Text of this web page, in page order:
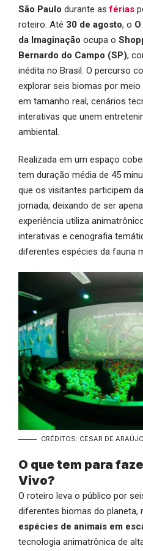
São Paulo durante asférias
roteiro. Até 30 de agosto, o
da Imaginação ocupa o
Bernardo do Campo (SP),
inédita no Brasil. O percurso
explorar seis biomas por
em tamanho real, cenários
interativas que unem
ambiental.
Realizada em um espaço
tem duração média de 45
que os visitantes participem
jornada, deixando de ser
experiência utiliza
interativas e cenografia
diferentes espécies da fauna
CRÉDITOS: CESAR DE
O que tem para
Vivo?
O roteiro leva o público por
diferentes biomas do planeta,
espécies de animais em
tecnologia animatrônica de